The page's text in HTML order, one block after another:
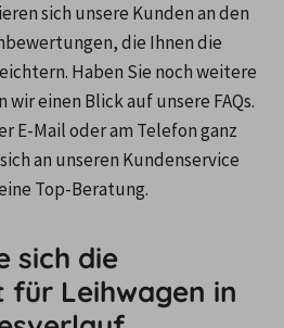
sich unsere Kunden an den
die Ihnen die
Haben Sie noch weitere
einen Blick auf unsere FAQs.
E-Mail oder am Telefon ganz
an unseren Kundenservice
Top-Beratung.
sich die
Leihwagen in